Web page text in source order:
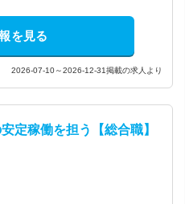
を見る
2026-07-10～2026-12-31掲載の求人より
定稼働を担う【総合職】